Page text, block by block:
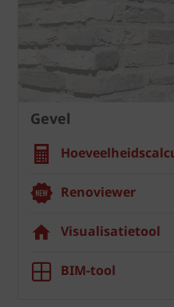
Gevel
Renoviewer
Visualisatietool
BIM-tool